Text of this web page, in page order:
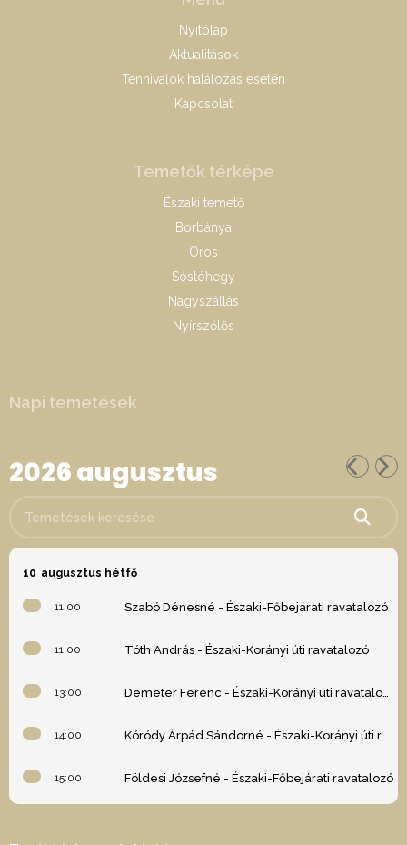
Nyitólap
Aktualitások
Tennivalók halálozás esetén
Kapcsolat
Temetők térképe
Északi temető
Borbánya
Oros
Sóstóhegy
Nagyszállás
Nyírszőlős
Napi temetések
2026 augusztus
10 augusztus hétfő
11:00 Szabó Dénesné - Északi-Főbejárati ravatalozó
11:00 Tóth András - Északi-Korányi úti ravatalozó
13:00 Demeter Ferenc - Északi-Korányi úti ravatalozó
14:00 Kóródy Árpád Sándorné - Északi-Korányi úti ravatalozó
15:00 Földesi Józsefné - Északi-Főbejárati ravatalozó